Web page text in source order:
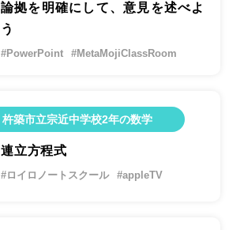
論拠を明確にして、意見を述べよ
う
#PowerPoint #MetaMojiClassRoom
杵築市立宗近中学校2年の数学
連立方程式
#ロイロノートスクール #appleTV